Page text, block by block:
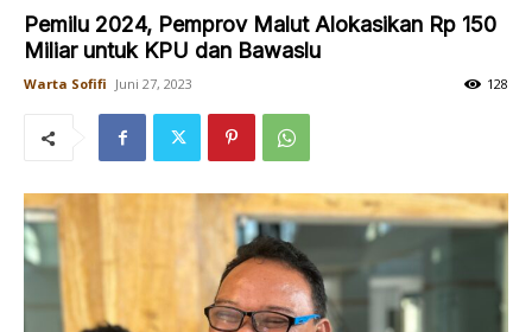
Pemilu 2024, Pemprov Malut Alokasikan Rp 150
Miliar untuk KPU dan Bawaslu
Warta Sofifi Juni 27, 2023 128